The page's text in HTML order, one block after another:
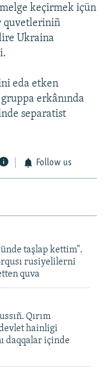
keçirmek içün
quvetleriniñ
Ukraina
eda etken
erkânında
separatist
Follow us
taşlap kettim".
rusiyelilerni
quva
Qırım
hainligi
daqqalar içinde